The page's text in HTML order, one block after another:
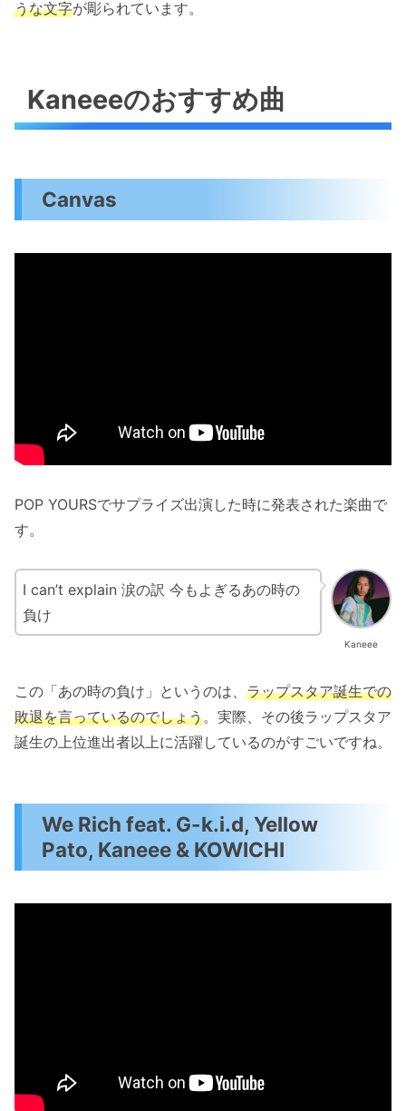
うな文字が彫られています。
Kaneeeのおすすめ曲
Canvas
POP YOURSでサプライズ出演した時に発表された楽曲で
す。
Kaneee
I can’t explain 涙の訳 今もよぎるあの時の
負け
この「あの時の負け」というのは、 ラップスタア誕生での
敗退を言っているのでしょう。実際、その後ラップスタア
誕生の上位進出者以上に活躍しているのがすごいですね。
We Rich feat. G-k.i.d, Yellow
Pato, Kaneee & KOWICHI